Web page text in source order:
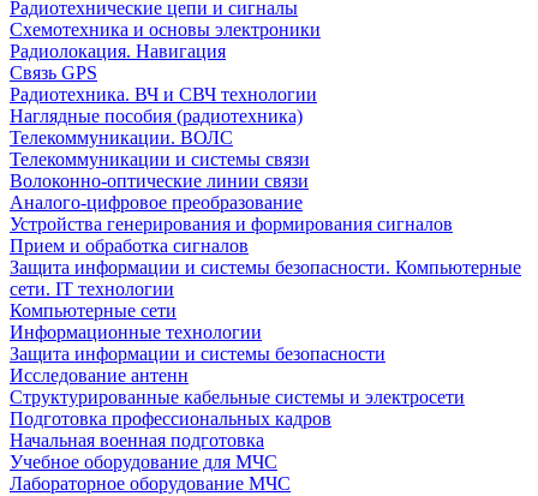
Радиотехнические цепи и сигналы
Схемотехника и основы электроники
Радиолокация. Навигация
Связь GPS
Радиотехника. ВЧ и СВЧ технологии
Наглядные пособия (радиотехника)
Телекоммуникации. ВОЛС
Телекоммуникации и системы связи
Волоконно-оптические линии связи
Аналого-цифровое преобразование
Устройства генерирования и формирования сигналов
Прием и обработка сигналов
Защита информации и системы безопасности. Компьютерные
сети. IT технологии
Компьютерные сети
Информационные технологии
Защита информации и системы безопасности
Исследование антенн
Структурированные кабельные системы и электросети
Подготовка профессиональных кадров
Начальная военная подготовка
Учебное оборудование для МЧС
Лабораторное оборудование МЧС